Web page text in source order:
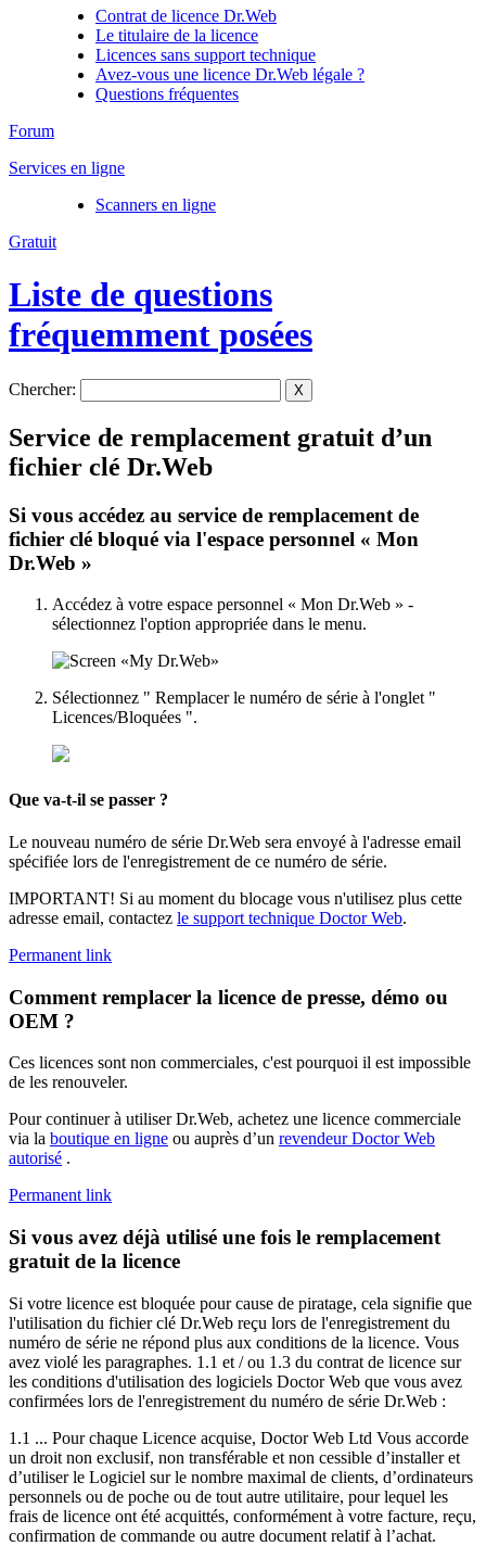
Contrat de licence Dr.Web
Le titulaire de la licence
Licences sans support technique
Avez-vous une licence Dr.Web légale ?
Questions fréquentes
Forum
Services en ligne
Scanners en ligne
Gratuit
Liste de questions
fréquemment posées
Chercher: X
Service de remplacement gratuit d’un
fichier clé Dr.Web
Si vous accédez au service de remplacement de
fichier clé bloqué via l'espace personnel « Mon
Dr.Web »
Accédez à votre espace personnel « Mon Dr.Web » -
sélectionnez l'option appropriée dans le menu.
Sélectionnez " Remplacer le numéro de série à l'onglet "
Licences/Bloquées ".
Que va-t-il se passer ?
Le nouveau numéro de série Dr.Web sera envoyé à l'adresse email
spécifiée lors de l'enregistrement de ce numéro de série.
IMPORTANT! Si au moment du blocage vous n'utilisez plus cette
adresse email, contactez le support technique Doctor Web.
Permanent link
Comment remplacer la licence de presse, démo ou
OEM ?
Ces licences sont non commerciales, c'est pourquoi il est impossible
de les renouveler.
Pour continuer à utiliser Dr.Web, achetez une licence commerciale
via la boutique en ligne ou auprès d’un revendeur Doctor Web
autorisé .
Permanent link
Si vous avez déjà utilisé une fois le remplacement
gratuit de la licence
Si votre licence est bloquée pour cause de piratage, cela signifie que
l'utilisation du fichier clé Dr.Web reçu lors de l'enregistrement du
numéro de série ne répond plus aux conditions de la licence. Vous
avez violé les paragraphes. 1.1 et / ou 1.3 du contrat de licence sur
les conditions d'utilisation des logiciels Doctor Web que vous avez
confirmées lors de l'enregistrement du numéro de série Dr.Web :
1.1 ... Pour chaque Licence acquise, Doctor Web Ltd Vous accorde
un droit non exclusif, non transférable et non cessible d’installer et
d’utiliser le Logiciel sur le nombre maximal de clients, d’ordinateurs
personnels ou de poche ou de tout autre utilitaire, pour lequel les
frais de licence ont été acquittés, conformément à votre facture, reçu,
confirmation de commande ou autre document relatif à l’achat.